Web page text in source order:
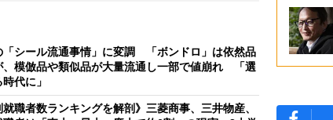
「シール流通事情」に変調 「ボンドロ」は依然品
、模倣品や類似品が大量流通し一部で値崩れ 「選
代に」
就職者数ランキングを解剖》三菱商事、三井物産、